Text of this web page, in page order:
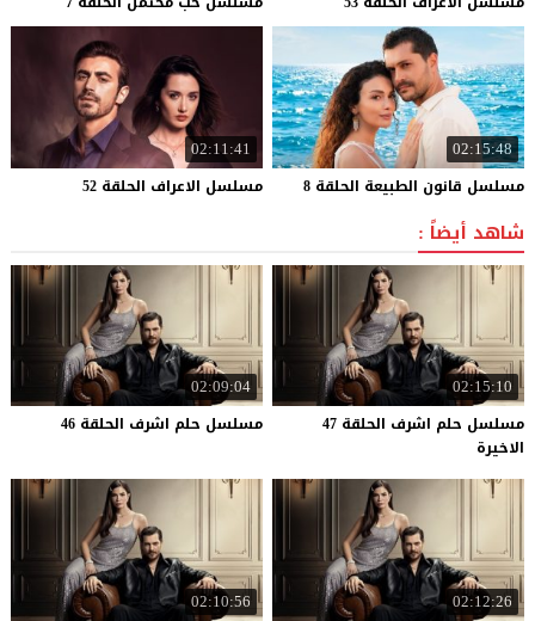
02:15:48
مسلسل قانون الطبيعة الحلقة 8
02:11:41
مسلسل الاعراف الحلقة 52
شاهد أيضاً :
02:15:10
مسلسل حلم اشرف الحلقة 47
الاخيرة
02:09:04
مسلسل حلم اشرف الحلقة 46
02:12:26
02:10:56